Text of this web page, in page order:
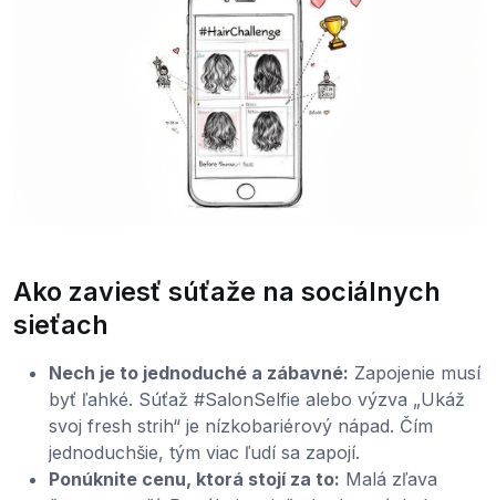
Ako zaviesť súťaže na sociálnych
sieťach
Nech je to jednoduché a zábavné: Zapojenie musí
byť ľahké. Súťaž #SalonSelfie alebo výzva „Ukáž
svoj fresh strih“ je nízkobariérový nápad. Čím
jednoduchšie, tým viac ľudí sa zapojí.
Ponúknite cenu, ktorá stojí za to: Malá zľava